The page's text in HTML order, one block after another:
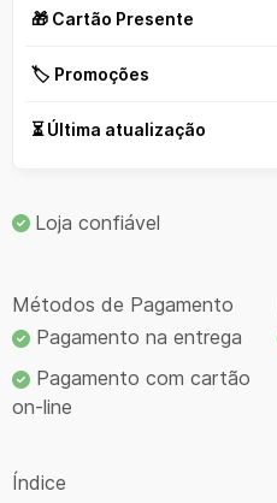
🎁 Cartão Presente
🏷️ Promoções
⏳ Última atualização
Loja confiável
Métodos de Pagamento
Pagamento na entrega
Pagamento com cartão
on-line
Índice